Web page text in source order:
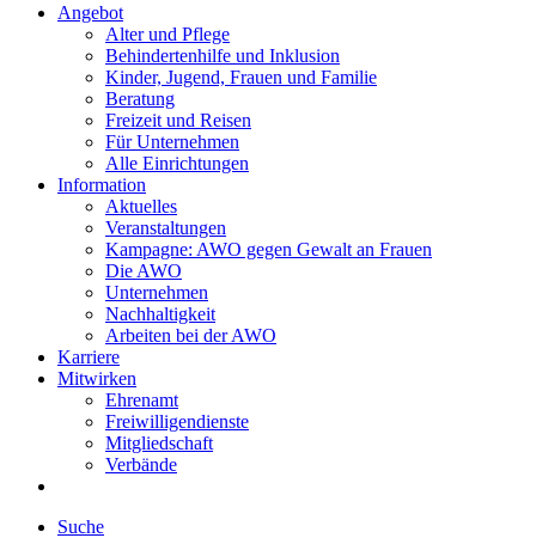
Angebot
Alter und Pflege
Behindertenhilfe und Inklusion
Kinder, Jugend, Frauen und Familie
Beratung
Freizeit und Reisen
Für Unternehmen
Alle Einrichtungen
Information
Aktuelles
Veranstaltungen
Kampagne: AWO gegen Gewalt an Frauen
Die AWO
Unternehmen
Nachhaltigkeit
Arbeiten bei der AWO
Karriere
Mitwirken
Ehrenamt
Freiwilligendienste
Mitgliedschaft
Verbände
Suche